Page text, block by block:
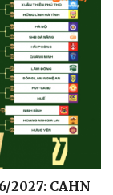
cho bé
hồn
2027: CAHN